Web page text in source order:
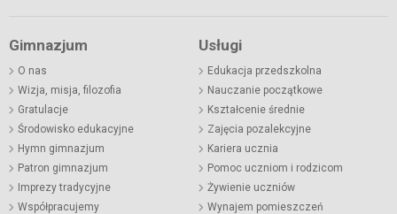
Gimnazjum
O nas
Wizja, misja, filozofia
Gratulacje
Środowisko edukacyjne
Hymn gimnazjum
Patron gimnazjum
Imprezy tradycyjne
Współpracujemy
Usługi
Edukacja przedszkolna
Nauczanie początkowe
Kształcenie średnie
Zajęcia pozalekcyjne
Kariera ucznia
Pomoc uczniom i rodzicom
Żywienie uczniów
Wynajem pomieszczeń